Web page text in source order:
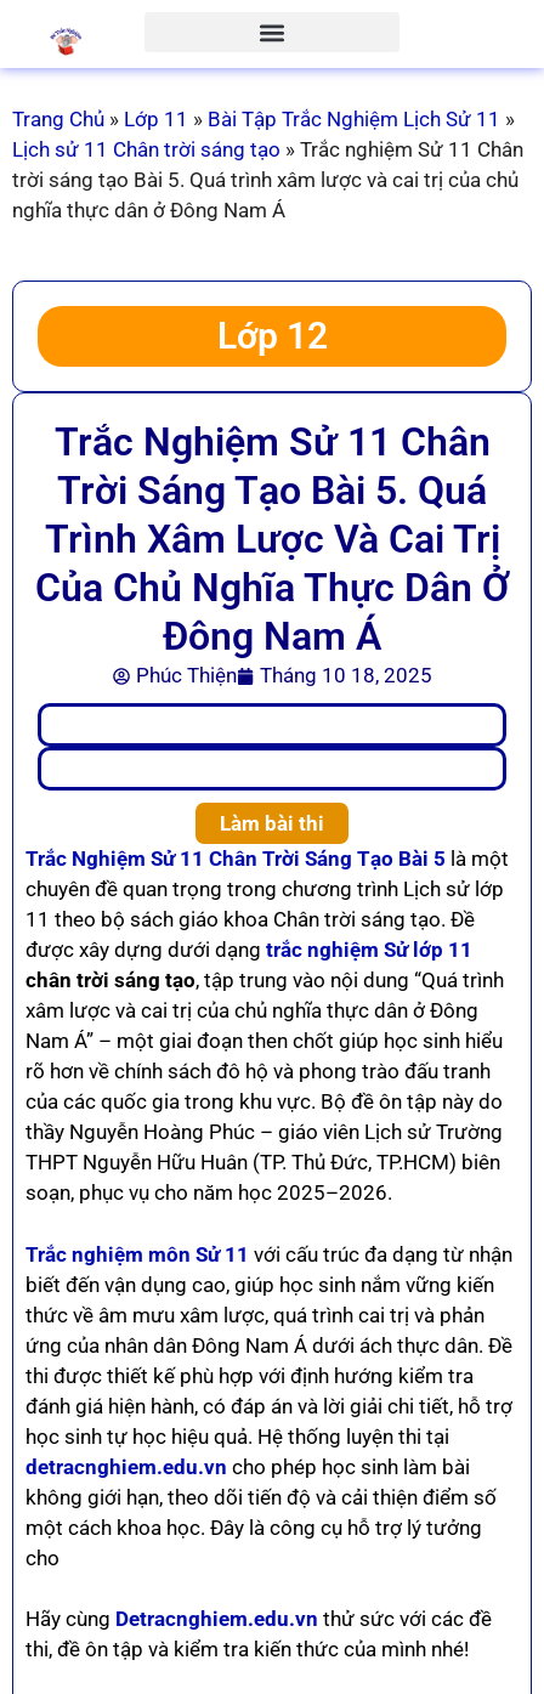
Trang Chủ » Lớp 11 » Bài Tập Trắc Nghiệm Lịch Sử 11 »
Lịch sử 11 Chân trời sáng tạo » Trắc nghiệm Sử 11 Chân
trời sáng tạo Bài 5. Quá trình xâm lược và cai trị của chủ
nghĩa thực dân ở Đông Nam Á
Lớp 12
Trắc Nghiệm Sử 11 Chân
Trời Sáng Tạo Bài 5. Quá
Trình Xâm Lược Và Cai Trị
Của Chủ Nghĩa Thực Dân Ở
Đông Nam Á
Phúc Thiện Tháng 10 18, 2025
Làm bài thi
Trắc Nghiệm Sử 11 Chân Trời Sáng Tạo Bài 5 là một
chuyên đề quan trọng trong chương trình Lịch sử lớp
11 theo bộ sách giáo khoa Chân trời sáng tạo. Đề
được xây dựng dưới dạng trắc nghiệm Sử lớp 11
chân trời sáng tạo, tập trung vào nội dung “Quá trình
xâm lược và cai trị của chủ nghĩa thực dân ở Đông
Nam Á” – một giai đoạn then chốt giúp học sinh hiểu
rõ hơn về chính sách đô hộ và phong trào đấu tranh
của các quốc gia trong khu vực. Bộ đề ôn tập này do
thầy Nguyễn Hoàng Phúc – giáo viên Lịch sử Trường
THPT Nguyễn Hữu Huân (TP. Thủ Đức, TP.HCM) biên
soạn, phục vụ cho năm học 2025–2026.
Trắc nghiệm môn Sử 11 với cấu trúc đa dạng từ nhận
biết đến vận dụng cao, giúp học sinh nắm vững kiến
thức về âm mưu xâm lược, quá trình cai trị và phản
ứng của nhân dân Đông Nam Á dưới ách thực dân. Đề
thi được thiết kế phù hợp với định hướng kiểm tra
đánh giá hiện hành, có đáp án và lời giải chi tiết, hỗ trợ
học sinh tự học hiệu quả. Hệ thống luyện thi tại
detracnghiem.edu.vn cho phép học sinh làm bài
không giới hạn, theo dõi tiến độ và cải thiện điểm số
một cách khoa học. Đây là công cụ hỗ trợ lý tưởng
cho
Hãy cùng Detracnghiem.edu.vn thử sức với các đề
thi, đề ôn tập và kiểm tra kiến thức của mình nhé!